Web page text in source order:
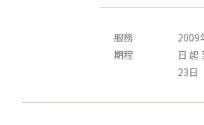
服務
期程
2009
日 起
23日